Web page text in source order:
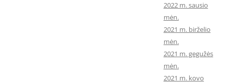
2022 m. sausio
mėn.
2021 m. birželio
mėn.
2021 m. gegužės
mėn.
2021 m. kovo